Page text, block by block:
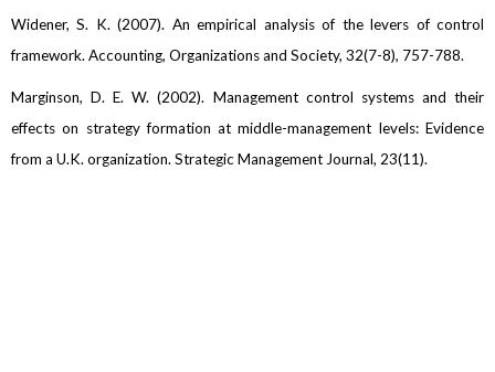
Widener, S. K. (2007). An empirical analysis of the levers of control
framework. Accounting, Organizations and Society, 32(7-8), 757-788.
Marginson, D. E. W. (2002). Management control systems and their
effects on strategy formation at middle-management levels: Evidence
from a U.K. organization. Strategic Management Journal, 23(11).